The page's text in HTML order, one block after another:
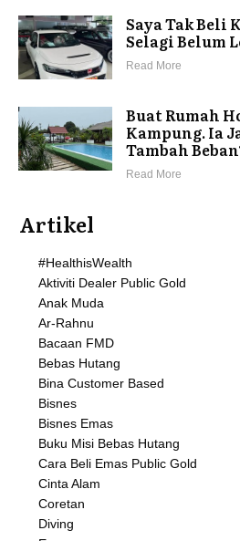
Saya Tak Beli
Selagi Belum
Read More
Buat Rumah
Kampung. Ia
Tambah
Read More
Artikel
#HealthisWealth
Aktiviti Dealer Public Gold
Anak Muda
Ar-Rahnu
Bacaan FMD
Bebas Hutang
Bina Customer Based
Bisnes
Bisnes Emas
Buku Misi Bebas Hutang
Cara Beli Emas Public Gold
Cinta Alam
Coretan
Diving